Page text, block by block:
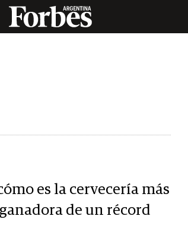
es la cervecería más
de un récord